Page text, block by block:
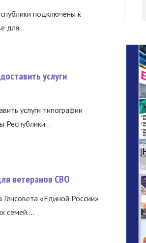
подключены к
для...
услуги
услуги типографии
Республики...
ветеранов СВО
Генсовета «Единой России»
семей....